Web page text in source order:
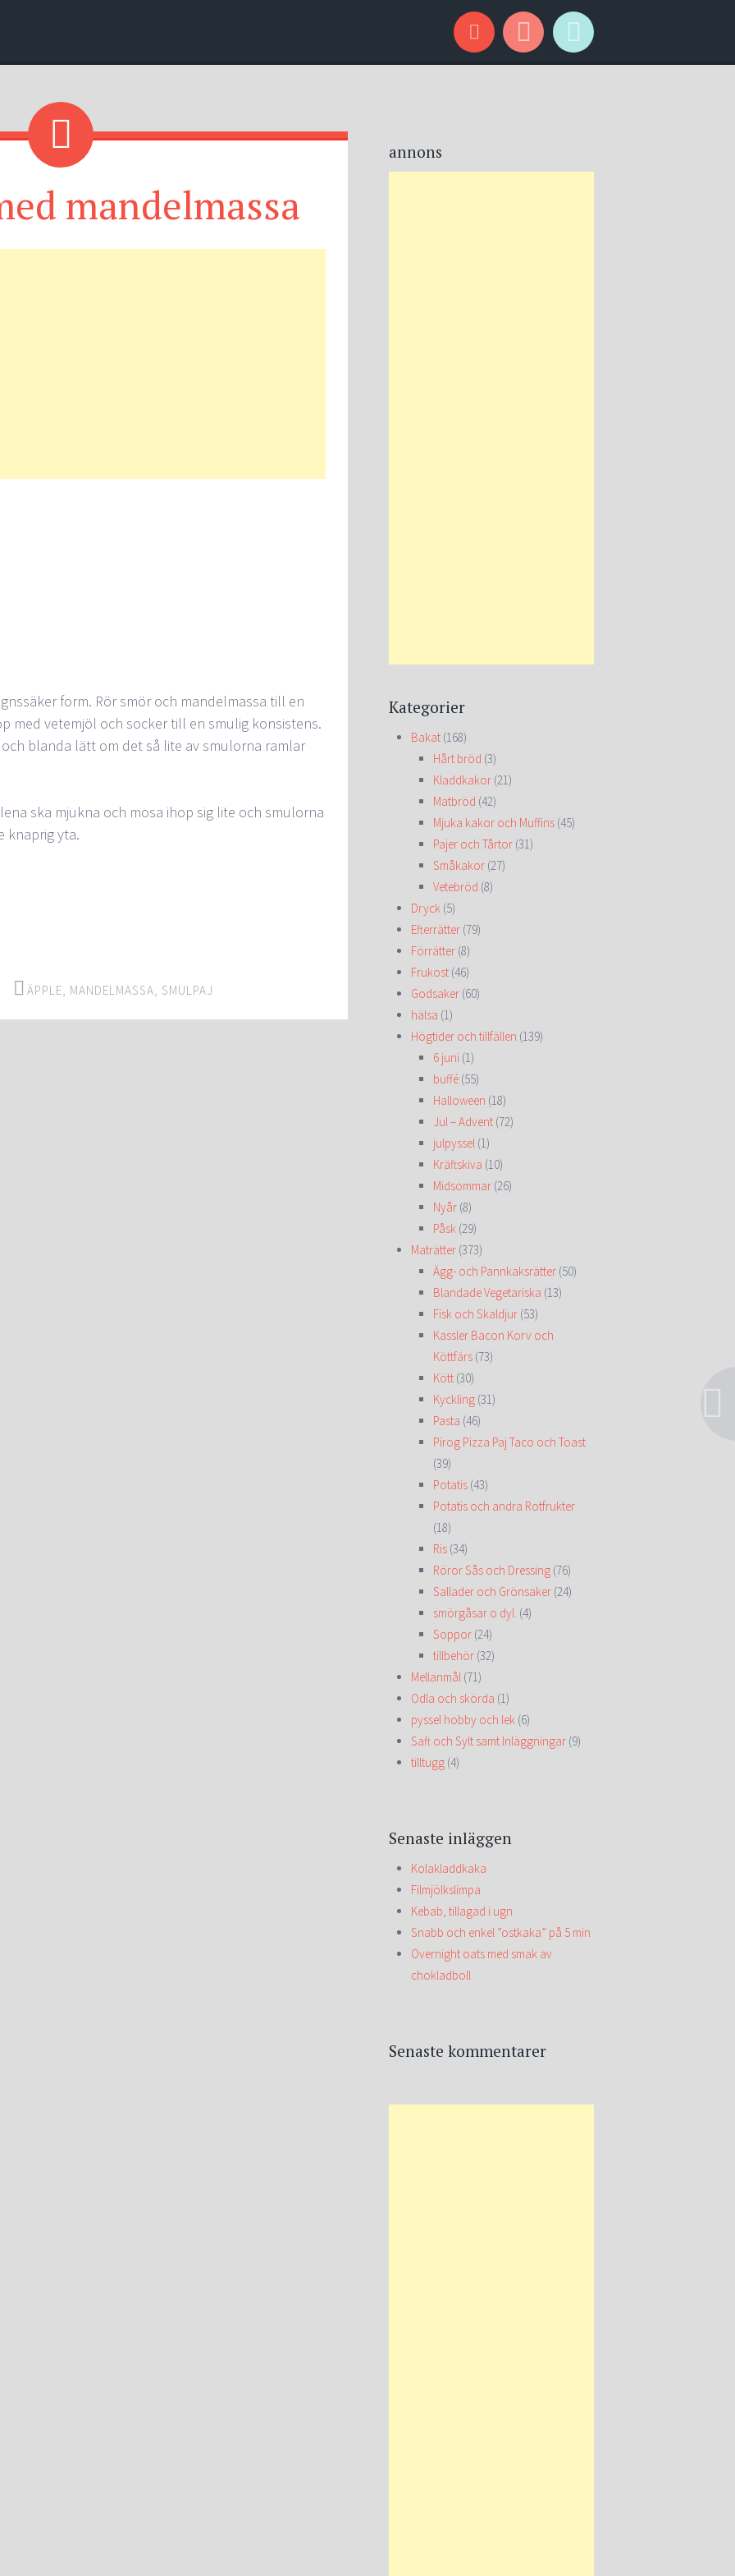
mandelmassa
form. Rör smör och mandelmassa till en
med vetemjöl och socker till en smulig konsistens.
blanda lätt om det så lite av smulorna ramlar
ska mjukna och mosa ihop sig lite och smulorna
knaprig yta.
ÄPPLE MANDELMASSA SMULPAJ
annons
Kategorier
Bakat (168)
Hårt bröd (3)
Kladdkakor (21)
Matbröd (42)
Mjuka kakor och Muffins (45)
Pajer och Tårtor (31)
Småkakor (27)
Vetebröd (8)
Dryck (5)
Efterrätter (79)
Förrätter (8)
Frukost (46)
Godsaker (60)
hälsa (1)
Högtider och tillfällen (139)
6 juni (1)
buffé (55)
Halloween (18)
Jul – Advent (72)
julpyssel (1)
Kräftskiva (10)
Midsommar (26)
Nyår (8)
Påsk (29)
Maträtter (373)
Ägg- och Pannkaksrätter (50)
Blandade Vegetariska (13)
Fisk och Skaldjur (53)
Kassler Bacon Korv och
Köttfärs (73)
Kött (30)
Kyckling (31)
Pasta (46)
Pirog Pizza Paj Taco och Toast
(39)
Potatis (43)
Potatis och andra Rotfrukter
(18)
Ris (34)
Röror Sås och Dressing (76)
Sallader och Grönsaker (24)
smörgåsar o dyl. (4)
Soppor (24)
tillbehör (32)
Mellanmål (71)
Odla och skörda (1)
pyssel hobby och lek (6)
Saft och Sylt samt Inläggningar (9)
tilltugg (4)
Senaste inläggen
Kolakladdkaka
Filmjölkslimpa
Kebab, tillagad i ugn
Snabb och enkel ”ostkaka” på 5 min
Overnight oats med smak av
chokladboll
Senaste kommentarer